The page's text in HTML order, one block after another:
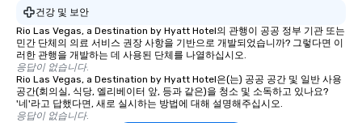
hours, with optional
incentives.
건강 및 보안
Rio Las Vegas, a Destination by Hyatt Hotel의 관행이 공공 정부 기관 또는
민간 단체의 의료 서비스 권장 사항을 기반으로 개발되었습니까? 그렇다면 이
러한 관행을 개발하는 데 사용된 단체를 나열하십시오.
응답이 없습니다.
Rio Las Vegas, a Destination by Hyatt Hotel은(는) 공공 공간 및 일반 사용
공간(회의실, 식당, 엘리베이터 앞, 등과 같은)을 청소 및 소독하고 있나요?
'네'라고 답했다면, 새로 실시하는 방법에 대해 설명해주십시오.
응답이 없습니다.